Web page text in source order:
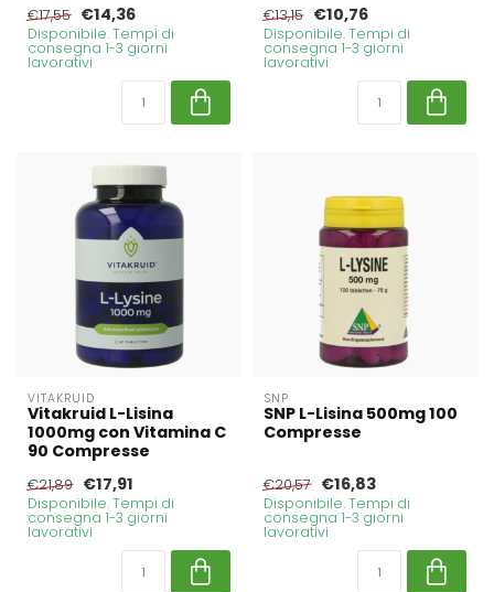
€17,55 €14,36
Disponibile. Tempi di
consegna 1-3 giorni
lavorativi
€13,15 €10,76
Disponibile. Tempi di
consegna 1-3 giorni
lavorativi
VITAKRUID
Vitakruid L-Lisina
1000mg con Vitamina C
90 Compresse
€21,89 €17,91
Disponibile. Tempi di
consegna 1-3 giorni
lavorativi
SNP
SNP L-Lisina 500mg 100
Compresse
€20,57 €16,83
Disponibile. Tempi di
consegna 1-3 giorni
lavorativi